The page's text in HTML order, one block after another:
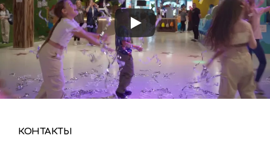
КОНТАКТЫ